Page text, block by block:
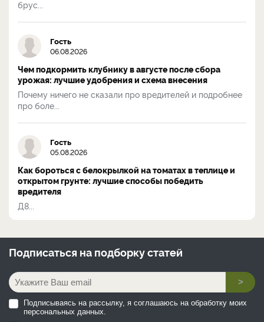
брус...
Гость
06.08.2026
Чем подкормить клубнику в августе после сбора
урожая: лучшие удобрения и схема внесения
Почему ничего не сказали про вредителей и подробнее
про боле...
Гость
05.08.2026
Как бороться с белокрылкой на томатах в теплице и
открытом грунте: лучшие способы победить
вредителя
Д8...
Подписаться на подборку статей
>
Подписываясь на рассылку, я соглашаюсь на обработку моих
персональных данных.